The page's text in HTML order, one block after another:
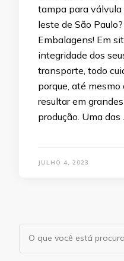
tampa para
leste de São
Embalagens! Em
integridade dos
transporte, todo
porque, até
resultar em
produção. Uma das …
JULHO 4, 2023
Procurando
algo?